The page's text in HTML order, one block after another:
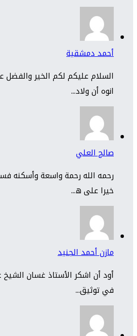
أحمد دمشقية
السلام عليكم لكم الخير
انوه أن ولاد...
صالح العلي
رحمه الله رحمة واسعة وأسكنه
خيرا على ه...
مازن أحمد الجنيد
أود أن اشكر الأستاذ غسان
في توثيق...